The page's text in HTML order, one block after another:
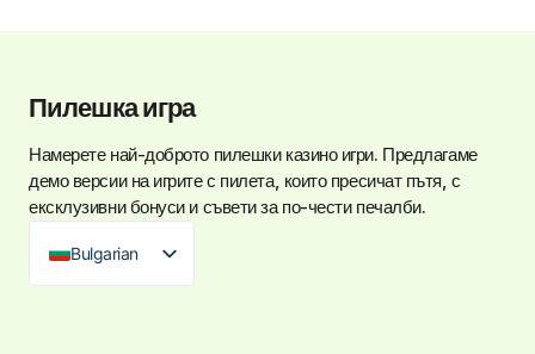
Пилешка игра
Намерете най-доброто пилешки казино игри. Предлагаме
демо версии на игрите с пилета, които пресичат пътя, с
ексклузивни бонуси и съвети за по-чести печалби.
Bulgarian